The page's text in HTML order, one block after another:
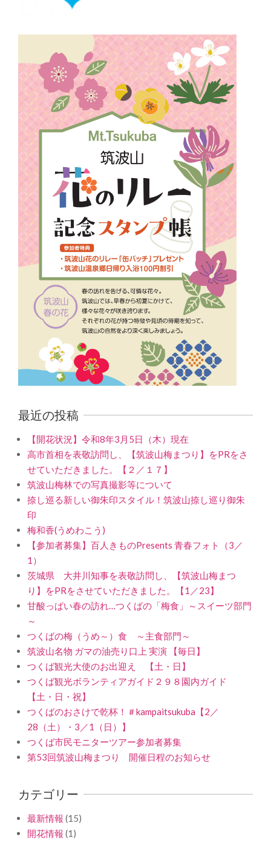
最近の投稿
【開花状況】令和8年3月5日（木）現在
高市首相を表敬訪問し、【筑波山梅まつり】をPRをさ
せていただきました。【２／１７】
筑波山梅林での写真撮影等について
捺し巡る新しい御朱印スタイル！筑波山捺し巡り御朱
印
梅和香(うめわこう)
【参加者募集】百人きものPresents 青春フォト（3／
1）
茨城県 大井川知事を表敬訪問し、【筑波山梅まつ
り】をPRをさせていただきました。【1／23】
甘酸っぱい春の訪れ…つくばの「梅食」～スイーツ部門
～
つくばの梅（うめ～）食 ～主食部門～
筑波山名物 ガマの油売り口上 実演 【毎日】
つくば観光大使のお出迎え 【土・日】
つくば観光ボランティアガイド２９８園内ガイド
【土・日・祝】
つくばのおさけで乾杯！＃kampaitsukuba【2／
28（土）・3／1（日）】
つくば市民モニターツアー参加者募集
第53回筑波山梅まつり 開催日程のお知らせ
カテゴリー
最新情報 (15)
開花情報 (1)